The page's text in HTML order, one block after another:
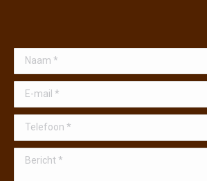
Naam *
E-mail *
Telefoon *
Bericht *